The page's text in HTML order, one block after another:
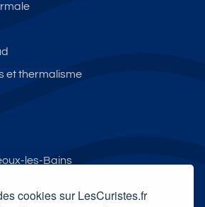
cookies sur LesCuristes.fr
et thermalisme
les-Bains